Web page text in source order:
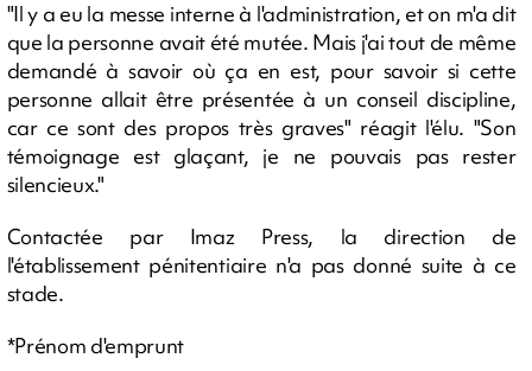
"Il y a eu la messe interne à l'administration, et on m'a dit
que la personne avait été mutée. Mais j'ai tout de même
demandé à savoir où ça en est, pour savoir si cette
personne allait être présentée à un conseil discipline,
car ce sont des propos très graves" réagit l'élu. "Son
témoignage est glaçant, je ne pouvais pas rester
silencieux."
Contactée par Imaz Press, la direction de
l'établissement pénitentiaire n'a pas donné suite à ce
stade.
*Prénom d'emprunt